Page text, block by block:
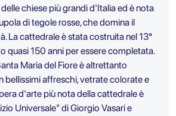
delle chiese più grandi d'Italia ed è nota
di tegole rosse, che domina il
La cattedrale è stata costruita nel 13°
quasi 150 anni per essere completata.
Maria del Fiore è altrettanto
bellissimi affreschi, vetrate colorate e
d'arte più nota della cattedrale è
Universale" di Giorgio Vasari e